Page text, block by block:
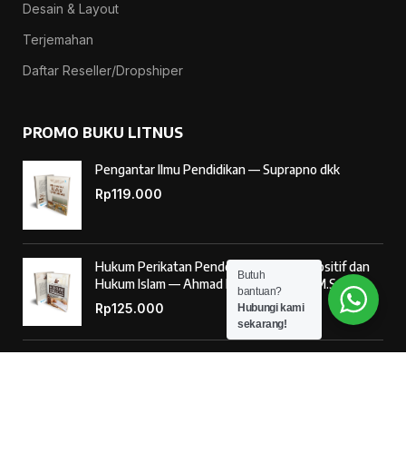
Desain & Layout
Terjemahan
Daftar Reseller/Dropshiper
PROMO BUKU LITNUS
Pengantar Ilmu Pendidikan — Suprapno dkk
Rp119.000
Hukum Perikatan Pendekatan Hukum Positif dan
Hukum Islam — Ahmad Musadad, S.H.I., M.S.I.
Rp125.000
Butuh
bantuan?
Hubungi kami
sekarang!